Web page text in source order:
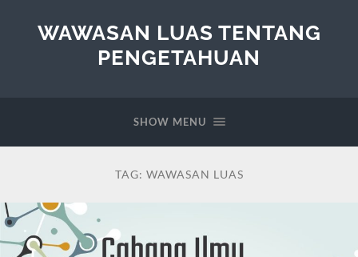
WAWASAN LUAS TENTANG
PENGETAHUAN
SHOW MENU
TAG: WAWASAN LUAS